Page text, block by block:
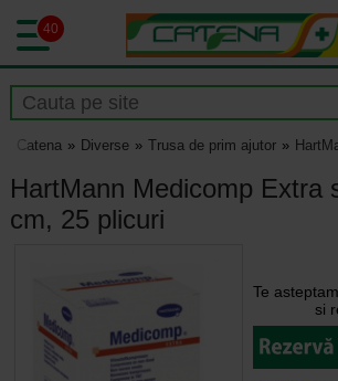
40
Catena Diverse Trusa de prim ajutor
HartMann Medicomp Extra
cm, 25 plicuri
Te
si